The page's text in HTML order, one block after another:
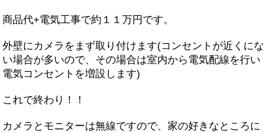
商品代+電気工事で約１１万円です。
外壁にカメラをまず取り付けます(コンセントが近くにな
い場合が多いので、その場合は室内から電気配線を行い
電気コンセントを増設します)
これで終わり！！
カメラとモニターは無線ですので、家の好きなところに